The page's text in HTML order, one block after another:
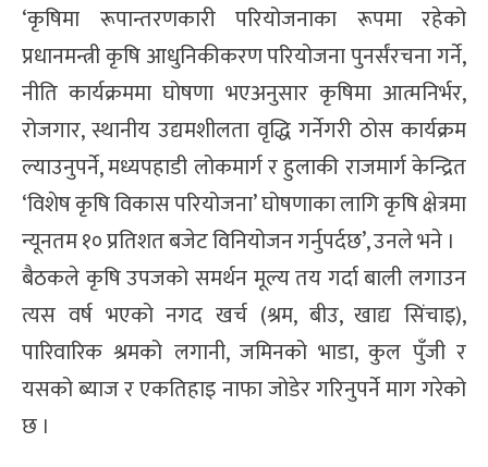
‘कृषिमा रूपान्तरणकारी परियोजनाका रूपमा रहेको
प्रधानमन्त्री कृषि आधुनिकीकरण परियोजना पुनर्संरचना गर्ने,
नीति कार्यक्रममा घोषणा भएअनुसार कृषिमा आत्मनिर्भर,
रोजगार, स्थानीय उद्यमशीलता वृद्धि गर्नेगरी ठोस कार्यक्रम
ल्याउनुपर्ने, मध्यपहाडी लोकमार्ग र हुलाकी राजमार्ग केन्द्रित
‘विशेष कृषि विकास परियोजना’ घोषणाका लागि कृषि क्षेत्रमा
न्यूनतम १० प्रतिशत बजेट विनियोजन गर्नुपर्दछ’, उनले भने ।
बैठकले कृषि उपजको समर्थन मूल्य तय गर्दा बाली लगाउन
त्यस वर्ष भएको नगद खर्च (श्रम, बीउ, खाद्य सिंचाइ),
पारिवारिक श्रमको लगानी, जमिनको भाडा, कुल पुँजी र
यसको ब्याज र एकतिहाइ नाफा जोडेर गरिनुपर्ने माग गरेको
छ ।